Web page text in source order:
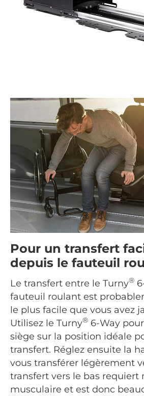
Pour un transfert
depuis le fauteuil
Le transfert entre le Turny®
fauteuil roulant est
le plus facile que vous avez
Utilisez le Turny® 6-Way
siège sur la position idéale
transfert. Réglez ensuite la
vous transférer légèrement
transfert vers le bas requiert
musculaire et est donc